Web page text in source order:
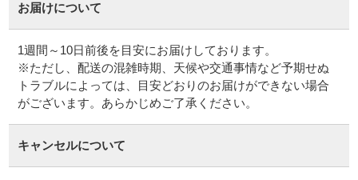
お届けについて
1週間～10日前後を目安にお届けしております。
※ただし、配送の混雑時期、天候や交通事情など予期せぬ
トラブルによっては、目安どおりのお届けができない場合
がございます。あらかじめご了承ください。
キャンセルについて